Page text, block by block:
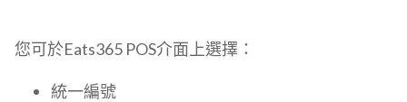
您可於Eats365 POS介面上選擇：
統一編號